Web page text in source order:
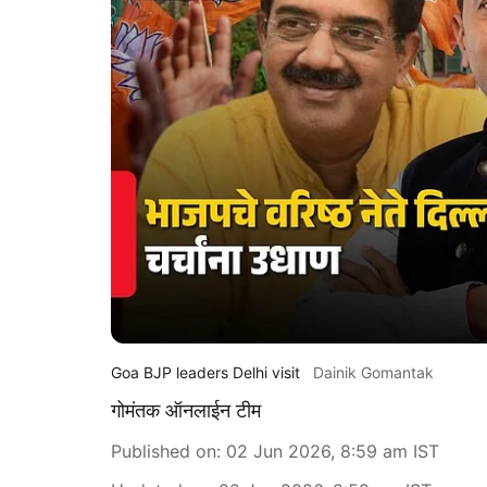
Goa BJP leaders Delhi visit Dainik Gomantak
गोमंतक ऑनलाईन टीम
Published on: 02 Jun 2026, 8:59 am IST